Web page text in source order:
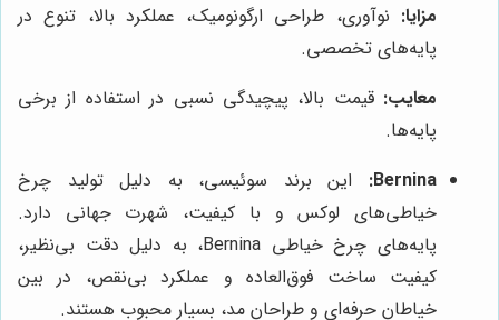
مزایا: نوآوری، طراحی ارگونومیک، عملکرد بالا، تنوع در
پایه‌های تخصصی.
معایب: قیمت بالا، پیچیدگی نسبی در استفاده از برخی
پایه‌ها.
Bernina:
این برند سوئیسی، به دلیل تولید چرخ
خیاطی‌های لوکس و با کیفیت، شهرت جهانی دارد.
پایه‌های چرخ خیاطی Bernina، به دلیل دقت بی‌نظیر،
کیفیت ساخت فوق‌العاده و عملکرد بی‌نقص، در بین
خیاطان حرفه‌ای و طراحان مد، بسیار محبوب هستند.